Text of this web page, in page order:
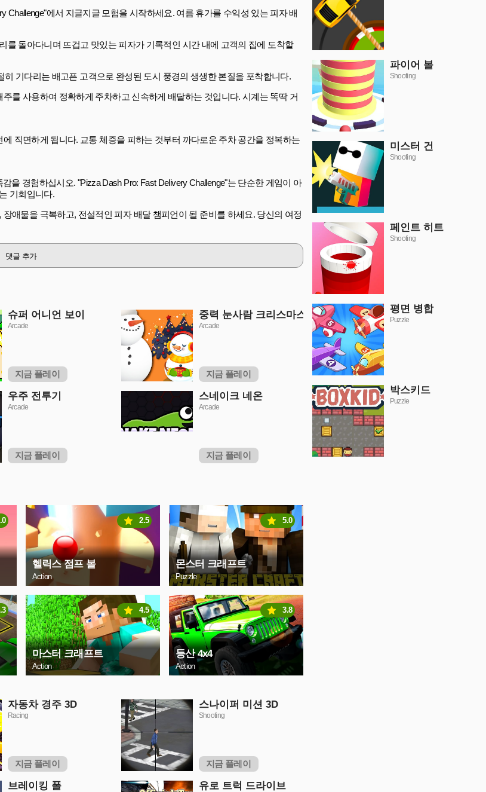
Challenge"에서 지글지글 모험을 시작하세요. 여름 휴가를 수익성 있는 피자 배
돌아다니며 뜨겁고 맛있는 피자가 기록적인 시간 내에 고객의 집에 도착할
기다리는 배고픈 고객으로 완성된 도시 풍경의 생생한 본질을 포착합니다.
를 사용하여 정확하게 주차하고 신속하게 배달하는 것입니다. 시계는 똑딱 거
직면하게 됩니다. 교통 체증을 피하는 것부터 까다로운 주차 공간을 정복하는
경험하십시오. "Pizza Dash Pro: Fast Delivery Challenge"는 단순한 게임이 아
기회입니다.
애물을 극복하고, 전설적인 피자 배달 챔피언이 될 준비를 하세요. 당신의 여정
댓글 추가
슈퍼 어니언 보이
Arcade
지금 플레이
중력 눈사람 크리스마스
Arcade
지금 플레이
우주 전투기
Arcade
지금 플레이
스네이크 네온
Arcade
지금 플레이
헬릭스 점프 볼
Action
2.5
몬스터 크래프트
Puzzle
5.0
마스터 크래프트
Action
4.5
등산 4x4
Action
3.8
자동차 경주 3D
Racing
지금 플레이
스나이퍼 미션 3D
Shooting
지금 플레이
브레이킹 폴 유로 트럭 드라이브
파이어 볼
Shooting
미스터 건
Shooting
페인트 히트
Shooting
평면 병합
Puzzle
박스키드
Puzzle